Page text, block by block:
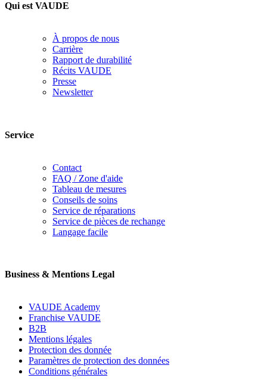
Qui est VAUDE
À propos de nous
Carrière
Rapport de durabilité
Récits VAUDE
Presse
Newsletter
Service
Contact
FAQ / Zone d'aide
Tableau de mesures
Conseils de soins
Service de réparations
Service de pièces de rechange
Langage facile
Business & Mentions Legal
VAUDE Academy
Franchise VAUDE
B2B
Mentions légales
Protection des donnée
Paramètres de protection des données
Conditions générales